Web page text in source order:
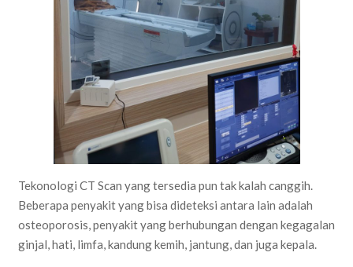
Tekonologi CT Scan yang tersedia pun tak kalah canggih.
Beberapa penyakit yang bisa dideteksi antara lain adalah
osteoporosis, penyakit yang berhubungan dengan kegagalan
ginjal, hati, limfa, kandung kemih, jantung, dan juga kepala.